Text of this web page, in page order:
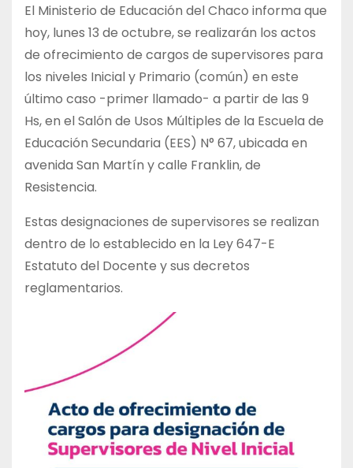
El Ministerio de Educación del Chaco informa que
hoy, lunes 13 de octubre, se realizarán los actos
de ofrecimiento de cargos de supervisores para
los niveles Inicial y Primario (común) en este
último caso -primer llamado- a partir de las 9
Hs, en el Salón de Usos Múltiples de la Escuela de
Educación Secundaria (EES) N° 67, ubicada en
avenida San Martín y calle Franklin, de
Resistencia.
Estas designaciones de supervisores se realizan
dentro de lo establecido en la Ley 647-E
Estatuto del Docente y sus decretos
reglamentarios.